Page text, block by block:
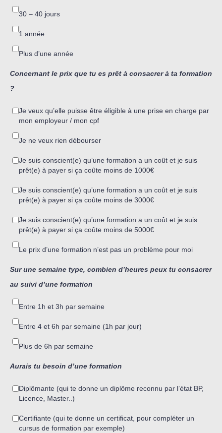
30 – 40 jours
1 année
Plus d’une année
Concernant le prix que tu es prêt à consacrer à ta formation
?
Je veux qu’elle puisse être éligible à une prise en charge par
mon employeur / mon cpf
Je ne veux rien débourser
Je suis conscient(e) qu’une formation a un coût et je suis
prêt(e) à payer si ça coûte moins de 1000€
Je suis conscient(e) qu’une formation a un coût et je suis
prêt(e) à payer si ça coûte moins de 3000€
Je suis conscient(e) qu’une formation a un coût et je suis
prêt(e) à payer si ça coûte moins de 5000€
Le prix d’une formation n’est pas un problème pour moi
Sur une semaine type, combien d’heures peux tu consacrer
au suivi d’une formation
Entre 1h et 3h par semaine
Entre 4 et 6h par semaine (1h par jour)
Plus de 6h par semaine
Aurais tu besoin d’une formation
Diplômante (qui te donne un diplôme reconnu par l’état BP,
Licence, Master..)
Certifiante (qui te donne un certificat, pour compléter un
cursus de formation par exemple)